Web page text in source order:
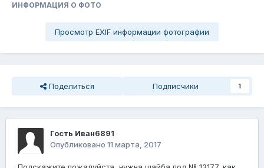
ИНФОРМАЦИЯ О ФОТО
Просмотр EXIF информации фотографии
Поделиться Подписчики 1
Гость Иван6891
Опубликовано 11 марта, 2017